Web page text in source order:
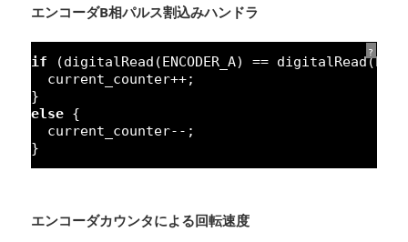
エンコーダB相パルス割込みハンドラ
?
if
(digitalRead(ENCODER_A) ==
current_counter++;
}
else {
current_counter--;
}
エンコーダカウンタによる回転速度